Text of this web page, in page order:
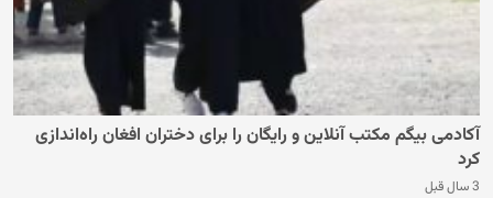
آکادمی بیگم مکتب آنلاین و رایگان را برای دختران افغان راه‌اندازی
کرد
3 سال قبل